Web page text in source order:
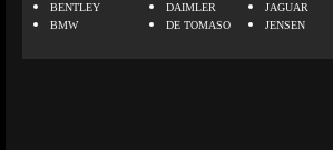
BENTLEY
BMW
DAIMLER
DE TOMASO
JAGUAR
JENSEN